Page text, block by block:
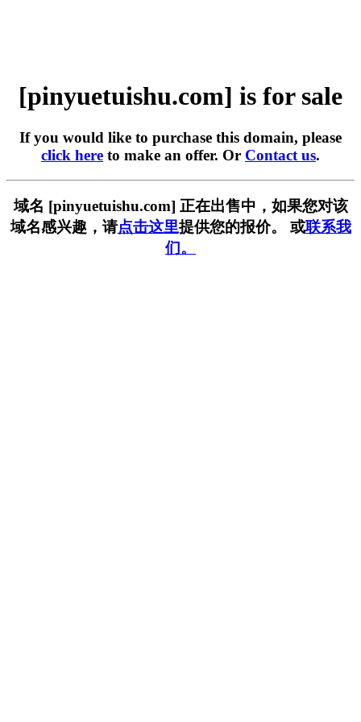
[pinyuetuishu.com] is for sale
If you would like to purchase this domain, please
click here to make an offer. Or Contact us.
域名 [pinyuetuishu.com] 正在出售中，如果您对该
域名感兴趣，请点击这里提供您的报价。 或联系我
们。